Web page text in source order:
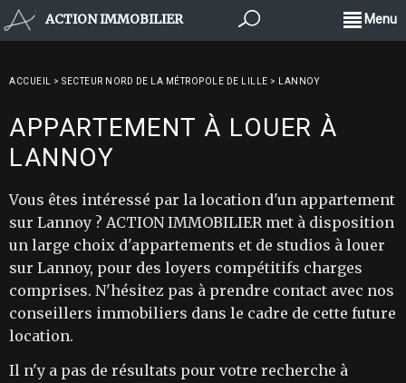
ACTION IMMOBILIER Menu
ACCUEIL > SECTEUR NORD DE LA MÉTROPOLE DE LILLE > LANNOY
APPARTEMENT À LOUER À
LANNOY
Vous êtes intéressé par la location d'un appartement
sur Lannoy ? ACTION IMMOBILIER met à disposition
un large choix d'appartements et de studios à louer
sur Lannoy, pour des loyers compétitifs charges
comprises. N'hésitez pas à prendre contact avec nos
conseillers immobiliers dans le cadre de cette future
location.
Il n'y a pas de résultats pour votre recherche à